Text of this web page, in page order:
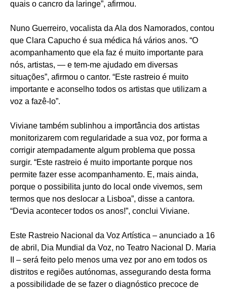
quais o cancro da laringe”, afirmou.
Nuno Guerreiro, vocalista da Ala dos Namorados, contou
que Clara Capucho é sua médica há vários anos. “O
acompanhamento que ela faz é muito importante para
nós, artistas, — e tem-me ajudado em diversas
situações”, afirmou o cantor. “Este rastreio é muito
importante e aconselho todos os artistas que utilizam a
voz a fazê-lo”.
Viviane também sublinhou a importância dos artistas
monitorizarem com regularidade a sua voz, por forma a
corrigir atempadamente algum problema que possa
surgir. “Este rastreio é muito importante porque nos
permite fazer esse acompanhamento. E, mais ainda,
porque o possibilita junto do local onde vivemos, sem
termos que nos deslocar a Lisboa”, disse a cantora.
“Devia acontecer todos os anos!”, conclui Viviane.
Este Rastreio Nacional da Voz Artística – anunciado a 16
de abril, Dia Mundial da Voz, no Teatro Nacional D. Maria
II – será feito pelo menos uma vez por ano em todos os
distritos e regiões autónomas, assegurando desta forma
a possibilidade de se fazer o diagnóstico precoce de